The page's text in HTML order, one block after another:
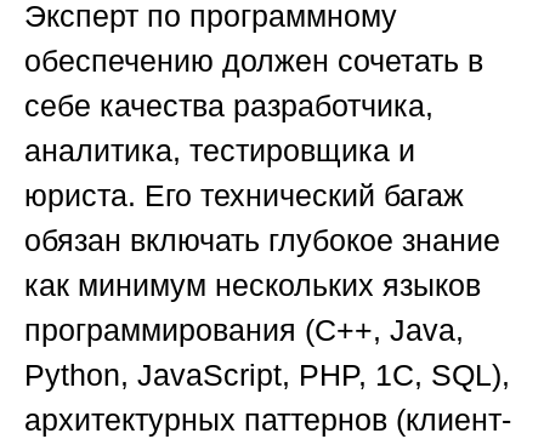
Эксперт по программному
обеспечению должен сочетать в
себе качества разработчика,
аналитика, тестировщика и
юриста. Его технический багаж
обязан включать глубокое знание
как минимум нескольких языков
программирования (C++, Java,
Python, JavaScript, PHP, 1С, SQL),
архитектурных паттернов (клиент-